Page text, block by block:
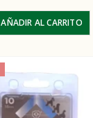
AÑADIR AL CARRITO